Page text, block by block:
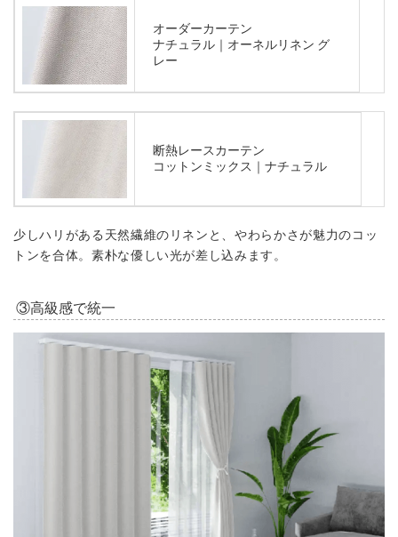
オーダーカーテン
ナチュラル｜オーネルリネン グ
レー
断熱レースカーテン
コットンミックス｜ナチュラル
少しハリがある天然繊維のリネンと、やわらかさが魅力のコッ
トンを合体。素朴な優しい光が差し込みます。
③高級感で統一